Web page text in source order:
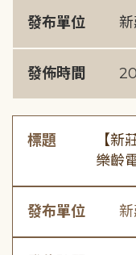
發布單位
發佈時間
標題
【新
樂齡
發布單位